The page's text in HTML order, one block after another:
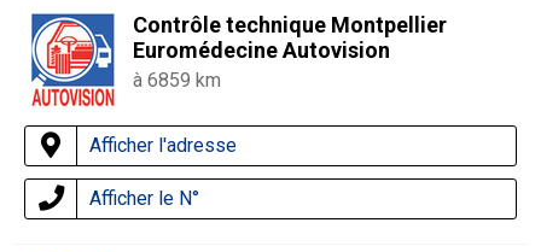
Contrôle technique Montpellier
Euromédecine Autovision
à 6859 km
Afficher l'adresse
Afficher le N°